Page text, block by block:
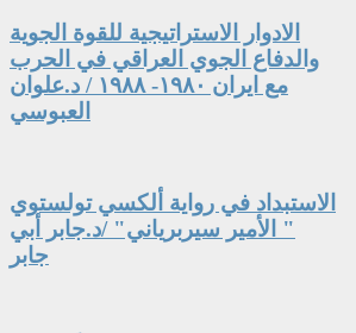
الادوار الاستراتيجية للقوة الجوية
والدفاع الجوي العراقي في الحرب
مع ايران ١٩٨٠- ١٩٨٨ / د.علوان
العبوسي
الاستبداد في رواية ألكسي تولستوي
" الأمير سيربرياني" /د.جابر أبي
جابر